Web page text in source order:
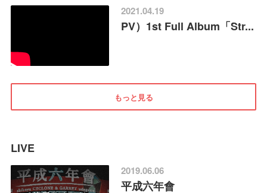
2021.04.19
PV）1st Full Album「Str...
もっと見る
LIVE
2019.06.06
平成六年會